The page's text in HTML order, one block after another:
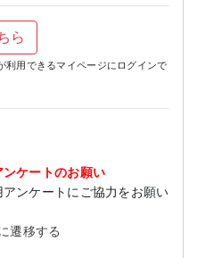
ら
利用できるマイページにログインで
ケートのお願い
ンケートにご協力をお願い
遷移する